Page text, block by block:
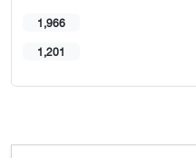
1,966
1,201